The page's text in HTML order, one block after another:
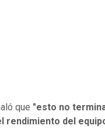
que "esto no
rendimiento del